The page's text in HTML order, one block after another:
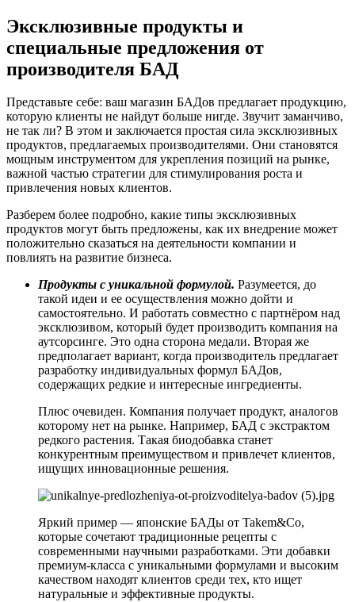
Эксклюзивные продукты и
специальные предложения от
производителя БАД
Представьте себе: ваш магазин БАДов предлагает продукцию,
которую клиенты не найдут больше нигде. Звучит заманчиво,
не так ли? В этом и заключается простая сила эксклюзивных
продуктов, предлагаемых производителями. Они становятся
мощным инструментом для укрепления позиций на рынке,
важной частью стратегии для стимулирования роста и
привлечения новых клиентов.
Разберем более подробно, какие типы эксклюзивных
продуктов могут быть предложены, как их внедрение может
положительно сказаться на деятельности компании и
повлиять на развитие бизнеса.
Продукты с уникальной формулой. Разумеется, до
такой идеи и ее осуществления можно дойти и
самостоятельно. И работать совместно с партнёром над
эксклюзивом, который будет производить компания на
аутсорсинге. Это одна сторона медали. Вторая же
предполагает вариант, когда производитель предлагает
разработку индивидуальных формул БАДов,
содержащих редкие и интересные ингредиенты.
Плюс очевиден. Компания получает продукт, аналогов
которому нет на рынке. Например, БАД с экстрактом
редкого растения. Такая биодобавка станет
конкурентным преимуществом и привлечет клиентов,
ищущих инновационные решения.
Яркий пример — японские БАДы от Takem&Co,
которые сочетают традиционные рецепты с
современными научными разработками. Эти добавки
премиум-класса с уникальными формулами и высоким
качеством находят клиентов среди тех, кто ищет
натуральные и эффективные продукты.